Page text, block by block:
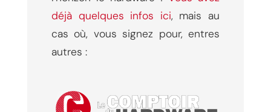
déjà quelques infos ici, mais au
cas où, vous signez pour, entres
autres :